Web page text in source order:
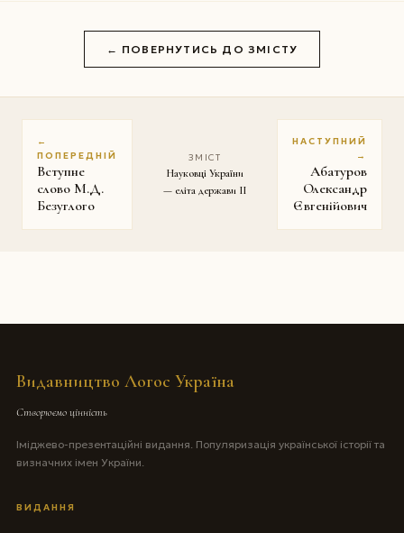
← ПОВЕРНУТИСЬ ДО ЗМІСТУ
←
ПОПЕРЕДНІЙ
Вступне
слово М.Д.
Безуглого
ЗМІСТ
Науковці України
— еліта держави II
НАСТУПНИЙ
→
Абатуров
Олександр
Євгенійович
Видавництво Логос Україна
Створюємо цінність
Іміджево-презентаційні видання. Популяризація української історії та
визначних імен України.
ВИДАННЯ